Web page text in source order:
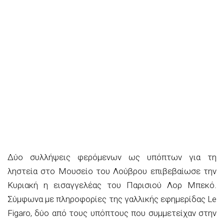
Δύο συλλήψεις φερόμενων ως υπόπτων για τη
ληστεία στο Μουσείο του Λούβρου επιβεβαίωσε την
Κυριακή η εισαγγελέας του Παρισιού Λορ Μπεκό.
Σύμφωνα με πληροφορίες της γαλλικής εφημερίδας Le
Figaro, δύο από τους υπόπτους που συμμετείχαν στην